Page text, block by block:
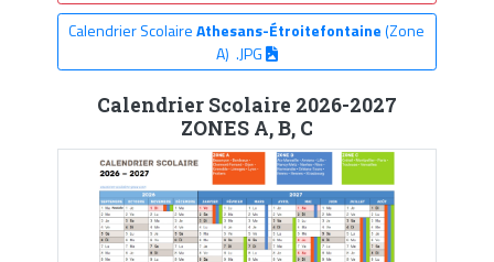
Calendrier ScolaireAthesans-Étroitefontaine(Zone
A) .JPG
Calendrier Scolaire 2026-2027
ZONES A, B, C